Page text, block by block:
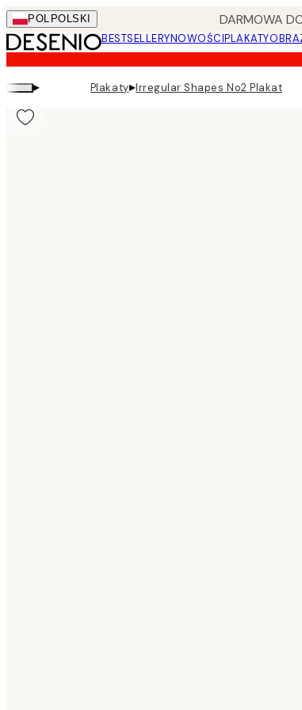
Skip
to
main
content.
POL POLSKI DARMOWA
BESTSELLERYNOWOŚCIPLAKATY
▸ Plakaty▸Irregular Shapes No2 Plakat